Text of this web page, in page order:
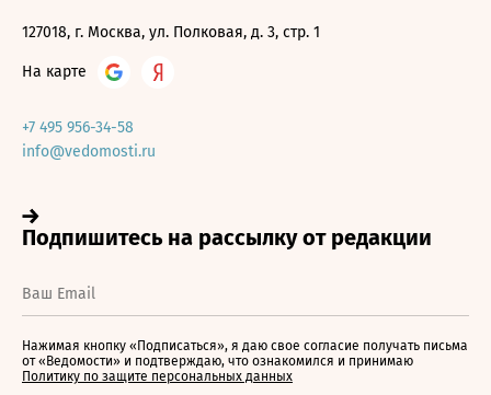
127018, г. Москва, ул. Полковая, д. 3, стр. 1
На карте
+7 495 956-34-58
info@vedomosti.ru
Нажимая кнопку «Подписаться», я даю свое согласие получать письма
от «Ведомости» и подтверждаю, что ознакомился и принимаю
Политику по защите персональных данных